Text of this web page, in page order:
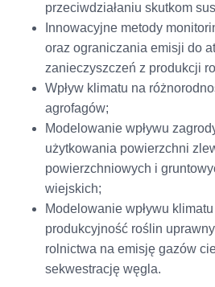
przeciwdziałaniu skutkom
Innowacyjne metody
oraz ograniczania emisji do
zanieczyszczeń z produkcji
Wpływ klimatu na
agrofagów;
Modelowanie wpływu
użytkowania powierzchni
powierzchniowych i
wiejskich;
Modelowanie wpływu
produkcyjność roślin
rolnictwa na emisję gazów
sekwestrację węgla.